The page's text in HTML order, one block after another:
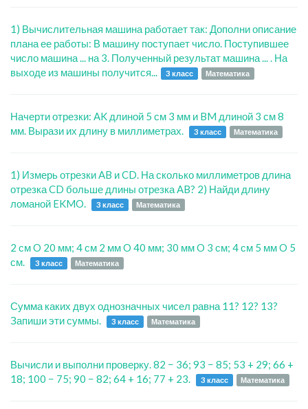
1) Вычислительная машина работает так: Дополни описание
плана ее работы: В машину поступает число. Поступившее
число машина ... на 3. Полученный результат машина ... . На
выходе из машины получится...
3 класс Математика
Начерти отрезки: AK длиной 5 см 3 мм и BM длиной 3 см 8
мм. Вырази их длину в миллиметрах.
3 класс Математика
1) Измерь отрезки AB и CD. На сколько миллиметров длина
отрезка CD больше длины отрезка AB? 2) Найди длину
ломаной EKMO.
3 класс Математика
2 см O 20 мм; 4 см 2 мм O 40 мм; 30 мм O 3 см; 4 см 5 мм O 5
см.
3 класс Математика
Сумма каких двух однозначных чисел равна 11? 12? 13?
Запиши эти суммы.
3 класс Математика
Вычисли и выполни проверку. 82 − 36; 93 − 85; 53 + 29; 66 +
18; 100 − 75; 90 − 82; 64 + 16; 77 + 23.
3 класс Математика